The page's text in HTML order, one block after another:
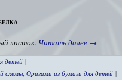
листок. Читать далее →
детей |
схемы, Оригами из бумаги для детей |